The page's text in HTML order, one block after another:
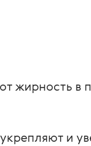
жирность в
и